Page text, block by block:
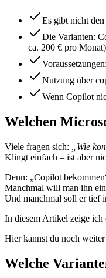
Es gibt nicht
Die Varianten:
ca. 200 € pro
Nutzung über
Wenn Copilot
Welchen
Viele fragen sich:
„Wie
Klingt einfach – ist aber
Denn: „Copilot
Manchmal will man ihn
Und manchmal soll er tief
In diesem Artikel zeige
Hier kannst du noch weiter
Welche